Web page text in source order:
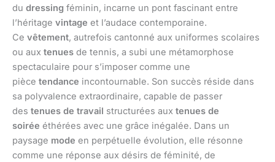
du dressing féminin, incarne un pont fascinant entre
l’héritage vintage et l’audace contemporaine.
Ce vêtement, autrefois cantonné aux uniformes scolaires
ou aux tenues de tennis, a subi une métamorphose
spectaculaire pour s’imposer comme une
pièce tendance incontournable. Son succès réside dans
sa polyvalence extraordinaire, capable de passer
des tenues de travail structurées aux tenues de
soirée éthérées avec une grâce inégalée. Dans un
paysage mode en perpétuelle évolution, elle résonne
comme une réponse aux désirs de féminité, de